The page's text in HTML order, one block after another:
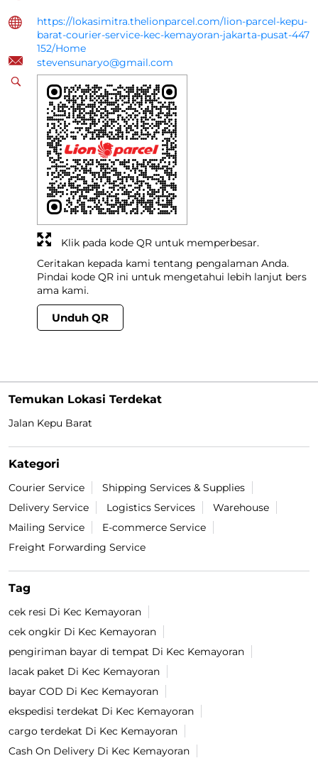
https://lokasimitra.thelionparcel.com/lion-parcel-kepu-
barat-courier-service-kec-kemayoran-jakarta-pusat-447
152/Home
stevensunaryo@gmail.com
Ceritakan kepada kami tentang pengalaman Anda.
Pindai kode QR ini untuk mengetahui lebih lanjut bers
ama kami.
Unduh QR
Klik pada kode QR untuk memperbesar.
Temukan Lokasi Terdekat
Jalan Kepu Barat
Kategori
Courier Service
Shipping Services & Supplies
Delivery Service
Logistics Services
Warehouse
Mailing Service
E-commerce Service
Freight Forwarding Service
Tag
cek resi Di Kec Kemayoran
cek ongkir Di Kec Kemayoran
pengiriman bayar di tempat Di Kec Kemayoran
lacak paket Di Kec Kemayoran
bayar COD Di Kec Kemayoran
ekspedisi terdekat Di Kec Kemayoran
cargo terdekat Di Kec Kemayoran
Cash On Delivery Di Kec Kemayoran